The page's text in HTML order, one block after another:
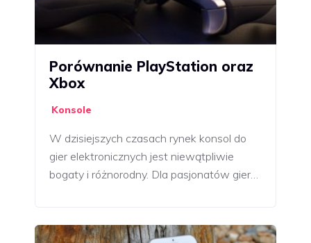
Porównanie PlayStation oraz
Xbox
Konsole
W dzisiejszych czasach rynek konsol do
gier elektronicznych jest niewątpliwie
bogaty i różnorodny. Dla pasjonatów gier…